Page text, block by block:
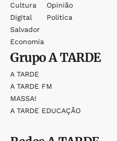
Cultura
Digital
Salvador
Economia
Opinião
Política
GrupoA TARDE
A TARDE
A TARDE FM
MASSA!
A TARDE EDUCAÇÃO